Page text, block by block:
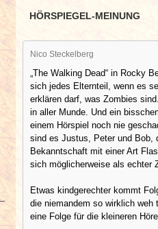
HÖRSPIEGEL-MEINUNG
Nico Steckelberg
„The Walking Dead“ in Rocky
sich jedes Elternteil, wenn es
erklären darf, was Zombies
in aller Munde. Und ein
einem Hörspiel noch nie
sind es Justus, Peter und Bob,
Bekanntschaft mit einer Art
sich möglicherweise als echter
Etwas kindgerechter kommt
die niemandem so wirklich weh
eine Folge für die kleineren